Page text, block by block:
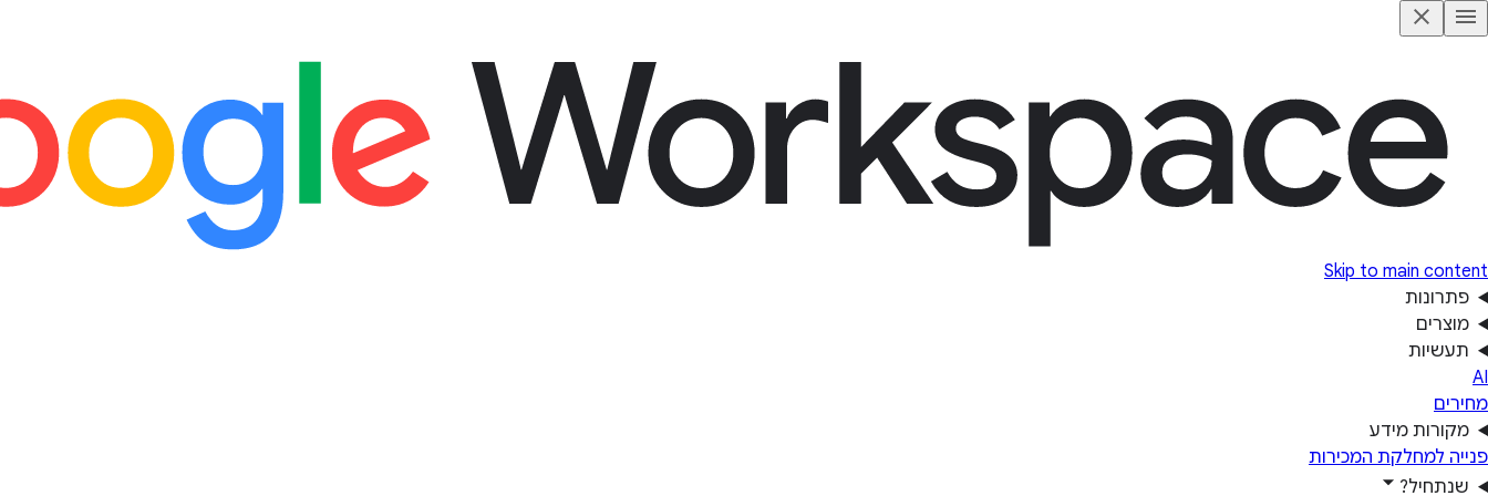
Skip to main content
פתרונות
מוצרים
תעשיות
AI
מחירים
מקורות מידע
פנייה למחלקת המכירות
שנתחיל?